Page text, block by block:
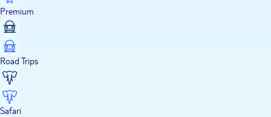
Premium
Road Trips
Safari